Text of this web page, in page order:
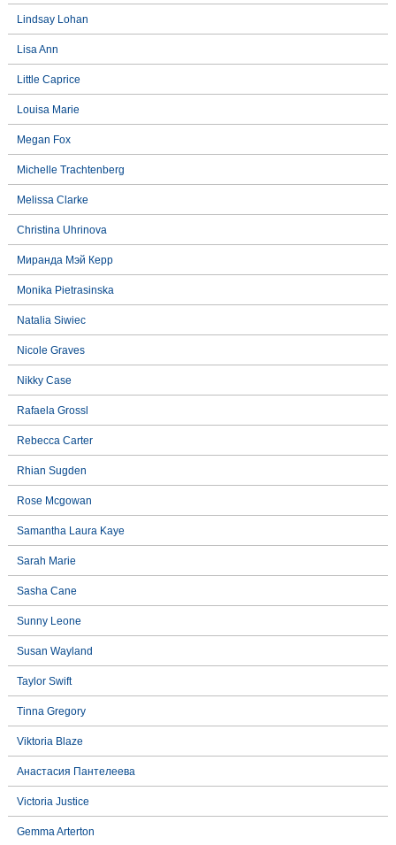
Lindsay Lohan
Lisa Ann
Little Caprice
Louisa Marie
Megan Fox
Michelle Trachtenberg
Melissa Clarke
Christina Uhrinova
Миранда Мэй Керр
Monika Pietrasinska
Natalia Siwiec
Nicole Graves
Nikky Case
Rafaela Grossl
Rebecca Carter
Rhian Sugden
Rose Mcgowan
Samantha Laura Kaye
Sarah Marie
Sasha Cane
Sunny Leone
Susan Wayland
Taylor Swift
Tinna Gregory
Viktoria Blaze
Анастасия Пантелеева
Victoria Justice
Gemma Arterton